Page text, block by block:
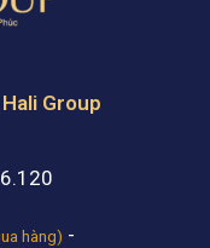
Group
hàng) -